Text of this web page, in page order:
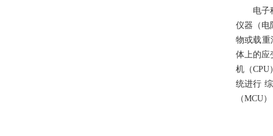
电子
仪器（电
物或载重
体上的应
机（
统进行
（MCU